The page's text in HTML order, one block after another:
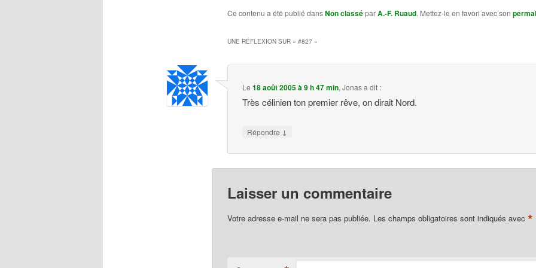
Ce contenu a été publié dansNon classéparA.-F. Ruaud. Mettez-le en favori avec son
UNE RÉFLEXION SUR « #827»
Le18 août 2005 à 9 h 47 min,Jonasa dit :
Très célinien ton premier rêve, on dirait Nord.
Répondre ↓
Laisser un commentaire
Votre adresse e-mail ne sera pas publiée. Les champs obligatoires sont indiqués avec *